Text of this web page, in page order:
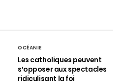
OCÉANIE
Les catholiques peuvent
s’opposer aux spectacles
ridiculisant la foi